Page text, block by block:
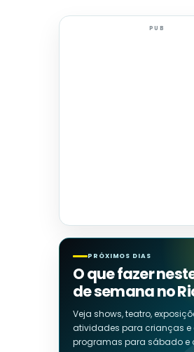
PUB
PRÓXIMOS DIAS
O que fazer
de semana no
Veja shows, teatro,
atividades para crianças e
programas para sábado e